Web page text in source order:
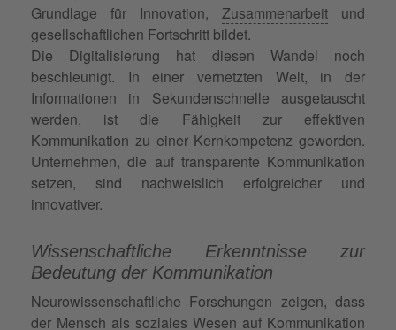
Grundlage für Innovation, Zusammenarbeit und
gesellschaftlichen Fortschritt bildet.
Die Digitalisierung hat diesen Wandel noch
beschleunigt. In einer vernetzten Welt, in der
Informationen in Sekundenschnelle ausgetauscht
werden, ist die Fähigkeit zur effektiven
Kommunikation zu einer Kernkompetenz geworden.
Unternehmen, die auf transparente Kommunikation
setzen, sind nachweislich erfolgreicher und
innovativer.
Wissenschaftliche Erkenntnisse zur
Bedeutung der Kommunikation
Neurowissenschaftliche Forschungen zeigen, dass
der Mensch als soziales Wesen auf Kommunikation